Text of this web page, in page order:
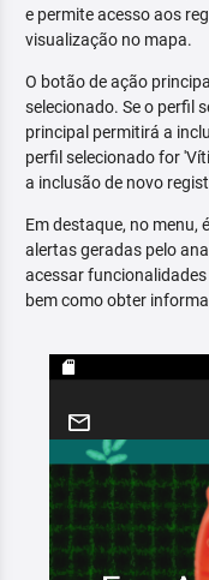
e permite acesso aos
visualização no mapa.
O botão de ação
selecionado. Se o perfil
principal permitirá a
perfil selecionado for
a inclusão de novo
Em destaque, no menu,
alertas geradas pelo
acessar
bem como obter